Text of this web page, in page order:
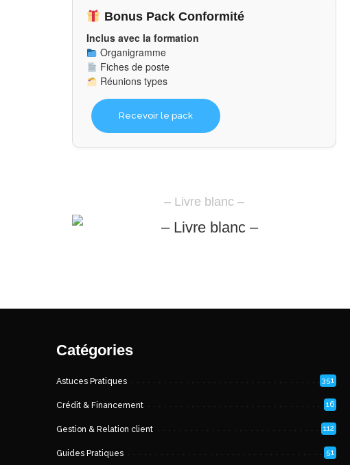
Bonus Pack Conformité
Inclus avec la formation
Organigramme
Fiches de poste
Réunions types
Recevoir le pack
– Livre blanc –
Catégories
Astuces Pratiques 351
Crédit & Financement 16
Gestion & Relation client 112
Guides Pratiques 51